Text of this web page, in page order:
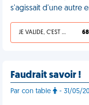
s'agissait d'une autre
JE VALIDE, C'EST UNE VDM
Faudrait savoir !
Par con table - 31/05/